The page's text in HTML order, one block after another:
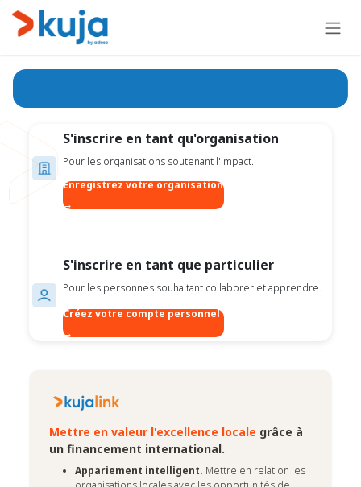
Se rendre au contenu
S'inscrire en tant qu'organisation
Pour les organisations soutenant l'impact.
Enregistrez votre organisation
→
S'inscrire en tant que particulier
Pour les personnes souhaitant collaborer et apprendre.
Créez votre compte personnel
→
Mettre en valeur l'excellence locale grâce à
un financement international.
Appariement intelligent. Mettre en relation les